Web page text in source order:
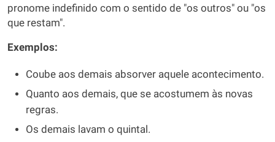
pronome indefinido com o sentido de "os outros" ou "os
que restam".
Exemplos:
Coube aos demais absorver aquele acontecimento.
Quanto aos demais, que se acostumem às novas
regras.
Os demais lavam o quintal.